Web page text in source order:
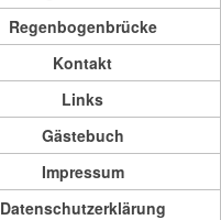
Regenbogenbrücke
Kontakt
Links
Gästebuch
Impressum
Datenschutzerklärung